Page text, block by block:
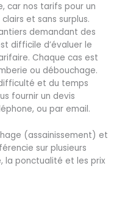
car nos tarifs pour un
et sans surplus.
demandant des
difficile d’évaluer le
Chaque cas est
ou débouchage.
et du temps
fournir un devis
ou par email.
(assainissement) et
sur plusieurs
la ponctualité et les prix